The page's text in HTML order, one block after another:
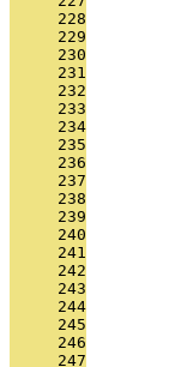
     228
     229
     230
     231
     232
     233
     234
     235
     236
     237
     238
     239
     240
     241
     242
     243
     244
     245
     246
     247